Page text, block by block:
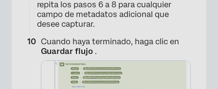
repita los pasos 6 a 8 para cualquier
campo de metadatos adicional que
desee capturar.
Cuando haya terminado, haga clic en
Guardar flujo .